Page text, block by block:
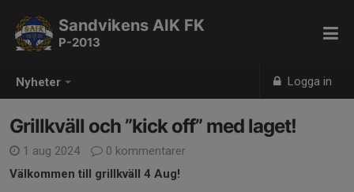
Nyheter Logga in
Sandvikens AIK FK
P-2013
Grillkväll och ”kick off” med laget!
1 aug 2024
0 kommentarer
Välkommen till grillkväll 4 Aug!